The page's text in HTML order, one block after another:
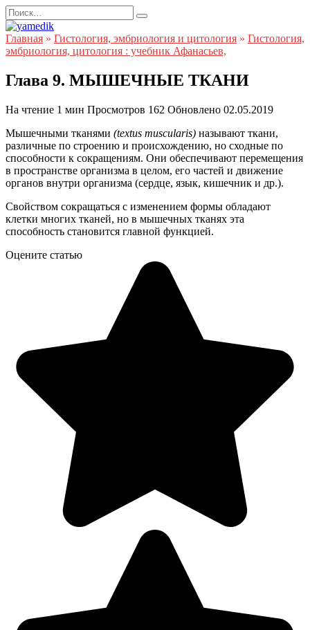
Перейти
к
содержанию
Search
for:
Главная » Гистология, эмбриология и цитология » Гистология,
эмбриология, цитология : учебник Афанасьев,
Глава 9. МЫШЕЧНЫЕ ТКАНИ
На чтение 1 мин Просмотров 162 Обновлено 02.05.2019
Мышечными тканями (textus muscularis) называют ткани,
различные по строению и происхождению, но сходные по
способности к сокращениям. Они обеспечивают перемещения
в пространстве организма в целом, его частей и движение
органов внутри организма (сердце, язык, кишечник и др.).
Свойством сокращаться с изменением формы обладают
клетки многих тканей, но в мышечных тканях эта
способность становится главной функцией.
Оцените статью